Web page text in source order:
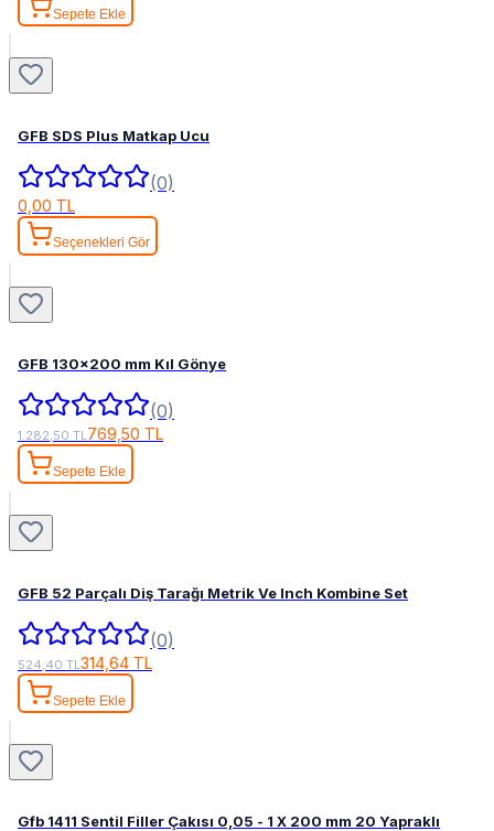
Sepete Ekle
GFB SDS Plus Matkap Ucu
(0)
0,00 TL
Seçenekleri Gör
GFB 130x200 mm Kıl Gönye
(0)
1.282,50 TL769,50 TL
Sepete Ekle
GFB 52 Parçalı Diş Tarağı Metrik Ve Inch Kombine Set
(0)
524,40 TL314,64 TL
Sepete Ekle
Gfb 1411 Sentil Filler Çakısı 0,05 - 1 X 200 mm 20 Yapraklı